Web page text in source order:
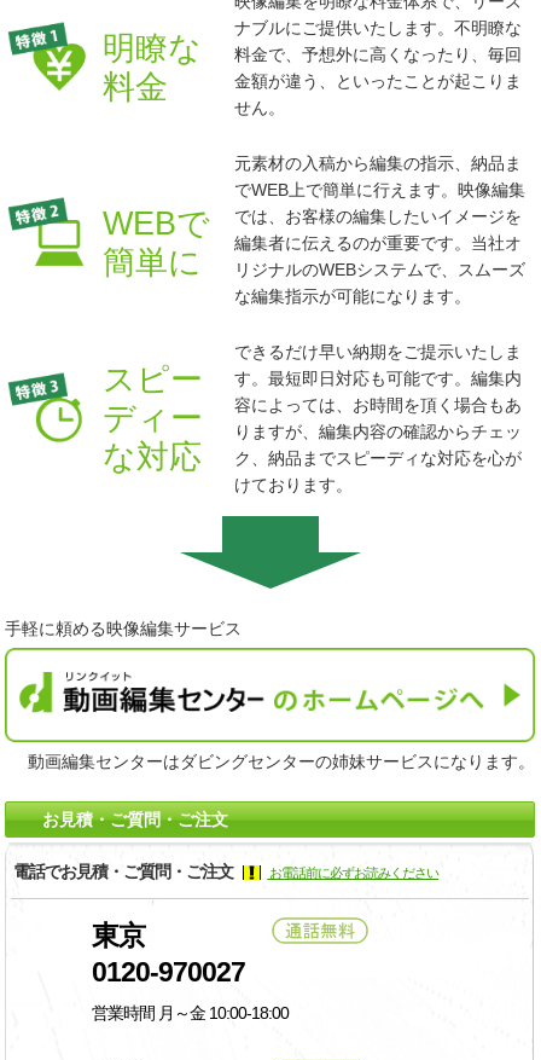
明瞭な
料金
ナブルにご提供いたします。不明瞭な
料金で、予想外に高くなったり、毎回
金額が違う、といったことが起こりま
せん。
WEBで
簡単に
元素材の入稿から編集の指示、納品ま
でWEB上で簡単に行えます。映像編集
では、お客様の編集したいイメージを
編集者に伝えるのが重要です。当社オ
リジナルのWEBシステムで、スムーズ
な編集指示が可能になります。
スピー
ディー
な対応
できるだけ早い納期をご提示いたしま
す。最短即日対応も可能です。編集内
容によっては、お時間を頂く場合もあ
りますが、編集内容の確認からチェッ
ク、納品までスピーディな対応を心が
けております。
手軽に頼める映像編集サービス
動画編集センターはダビングセンターの姉妹サービスになります。
お見積・ご質問・ご注文
電話でお見積・ご質問・ご注文 お電話前に必ずお読みください
東京
0120-970027
営業時間 月～金 10:00-18:00